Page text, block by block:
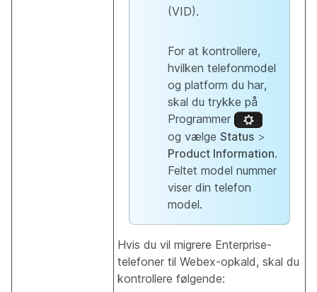
(VID).
For at kontrollere,
hvilken telefonmodel
og platform du har,
skal du trykke på
Programmer
og vælge Status >
Product Information.
Feltet model nummer
viser din telefon
model.
Hvis du vil migrere Enterprise-
telefoner til Webex-opkald, skal du
kontrollere følgende: